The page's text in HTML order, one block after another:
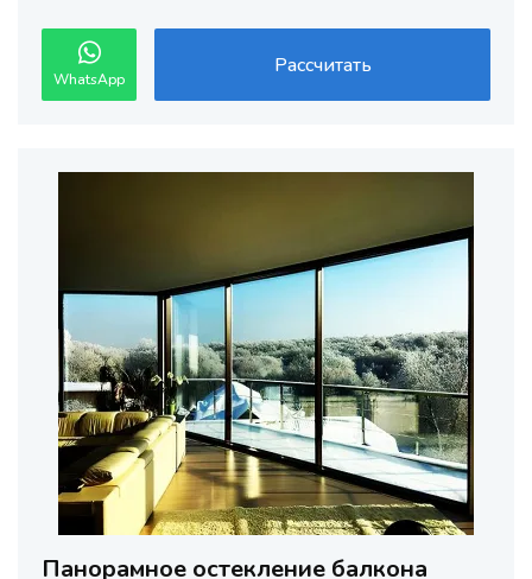
WhatsApp
Рассчитать
Панорамное остекление балкона